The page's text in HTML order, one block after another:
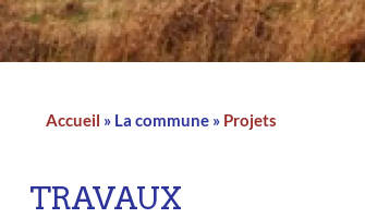
d
I
n
t
a
i
Accueil La commune Projets
TRAVAUX